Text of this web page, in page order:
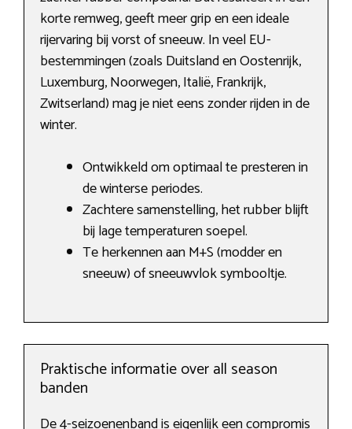
korte remweg, geeft meer grip en een ideale
rijervaring bij vorst of sneeuw. In veel EU-
bestemmingen (zoals Duitsland en Oostenrijk,
Luxemburg, Noorwegen, Italië, Frankrijk,
Zwitserland) mag je niet eens zonder rijden in de
winter.
Ontwikkeld om optimaal te presteren in
de winterse periodes.
Zachtere samenstelling, het rubber blijft
bij lage temperaturen soepel.
Te herkennen aan M+S (modder en
sneeuw) of sneeuwvlok symbooltje.
Praktische informatie over all season
banden